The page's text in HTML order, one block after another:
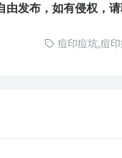
发布，如有侵权，请
痘印痘坑,痘